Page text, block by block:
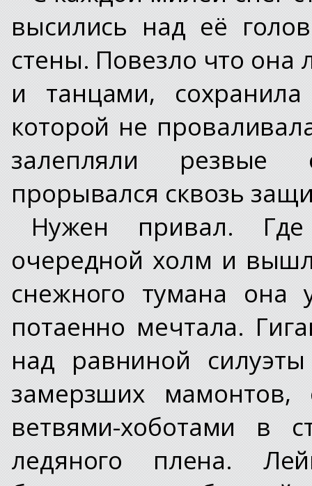
высились над её
стены. Повезло что она
и танцами,
которой не
залепляли резвые
прорывался сквозь
Нужен привал.
очередной холм и
снежного тумана она
потаенно мечтала.
над равниной
замерзших мамонтов,
ветвями-хоботами в
ледяного плена.